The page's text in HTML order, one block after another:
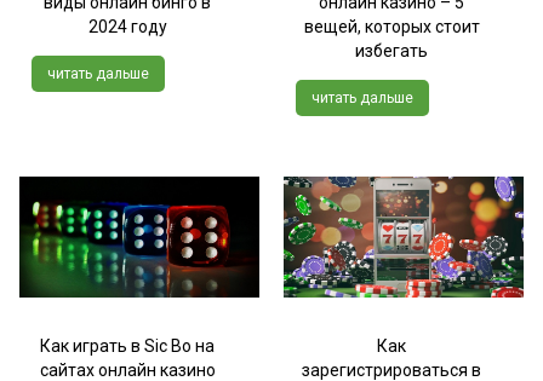
2024 году
читать дальше
вещей, которых стоит
избегать
читать дальше
Как играть в Sic Bo на
сайтах онлайн казино
Как
зарегистрироваться в